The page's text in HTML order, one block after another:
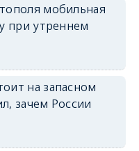
мобильная
при утреннем
на запасном
зачем России